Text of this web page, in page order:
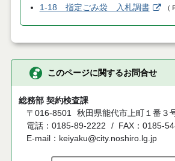
1-18 指定ごみ袋 入札調書 （
このページに関するお問合せ
総務部 契約検査課
〒016-8501 秋田県能代市上町１番３
電話：0185-89-2222
FAX：0185-
E-mail：keiyaku@city.noshiro.lg.jp